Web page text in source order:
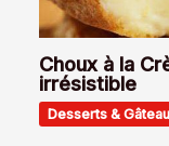
Choux à la
irrésistible
Desserts &